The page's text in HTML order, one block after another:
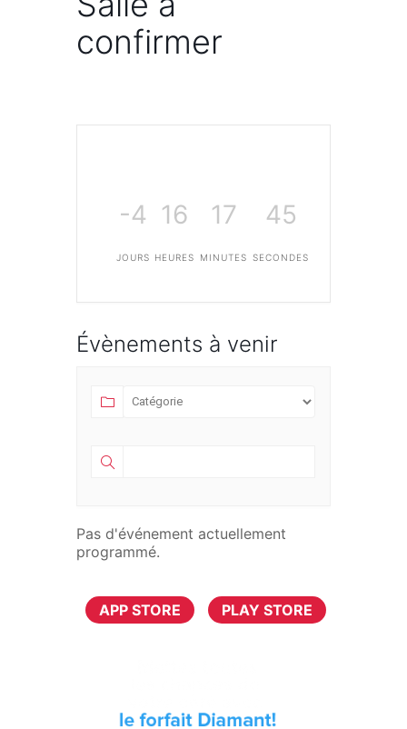
confirmer
-4
JOURS
16
HEURES
17
MINUTES
45
SECONDES
Évènements à venir
Pas d'événement actuellement
programmé.
APP STORE PLAY STORE